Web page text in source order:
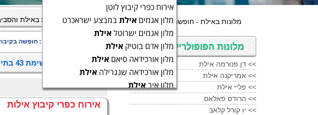
מפה מלונות באילת
מלונות בערים בסביבה : חופשה
מלונות באילת, רשימת 43 בתי מלון באיזור אילת.
אירוח כפרי קיבוץ אילות
מלונות הפופולריים באילת
דן פנורמה אילת <<
אמריקנה אילת <<
פליי אילת <<
הרודס פאלאס <<
יו קורל קלאב <<
אירוח כפרי קיבוץ לוטן
מלון אגמים אילתבמבצע ישראכרט
מלון אגמים ישרוטלאילת
מלון אדם בוטיק אילת
מלון אורכידאה סיאם אילת
מלון אורכידאה שנגרילה אילת
מלון איבאילת
אילת